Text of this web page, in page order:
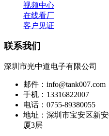
视频中心
在线看厂
客户见证
联系我们
深圳市光中道电子有限公司
邮件：info@tank007.com
手机：13316822007
电话：0755-89380055
地址：深圳市宝安区新
厦3层